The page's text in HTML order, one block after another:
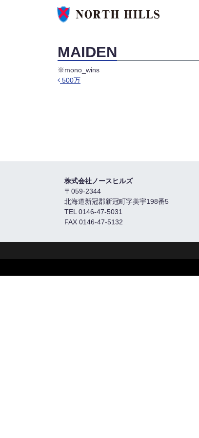
MAIDEN
※mono_wins
500万
株式会社ノースヒルズ
〒059-2344
北海道新冠郡新冠町字美宇198番5
TEL 0146-47-5031
FAX 0146-47-5132